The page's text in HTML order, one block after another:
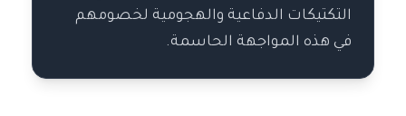
التكتيكات الدفاعية والهجومية لخصومهم
في هذه المواجهة الحاسمة.